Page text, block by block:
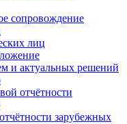
сопровождение
лиц
и актуальных решений
отчётности
зарубежных